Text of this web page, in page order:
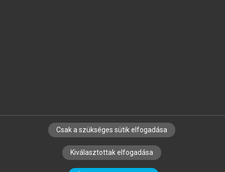
SZERZŐKNEK CÉGEKNEK KÖNYVTÁROSOKNAK
SZERKESZTÉSI ÉS LEKTORÁLÁSI ALAPELVEK
Csak a szükséges sütik elfogadása
Kiválasztottak elfogadása